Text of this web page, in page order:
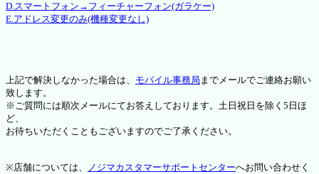
D.スマートフォン→フィーチャーフォン(ガラケー)
E.アドレス変更のみ(機種変更なし)
上記で解決しなかった場合は、 モバイル事務局 までメールでご連絡お願い
致します。
※ご質問には順次メールにてお答えしております。土日祝日を除く5日ほ
ど、
お待ちいただくこともございますのでご了承ください。
※店舗については、 ノジマカスタマーサポートセンターへお問い合わせく